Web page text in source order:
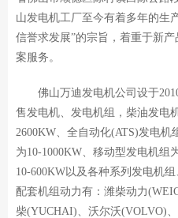
山发电机工厂至今有着多年的生
信誉求发展”的宗旨，着重于新
案服务。
佛山万迪发电机公司设于
售发电机、发电机组，柴油发电
2600KW、全自动化(ATS)发电机
为10-1000KW、移动型发电机组
10-600KW以及各种系列发电机
配套机组动力有：潍柴动力
柴(YUCHAI)、沃尔沃(VOLVO)